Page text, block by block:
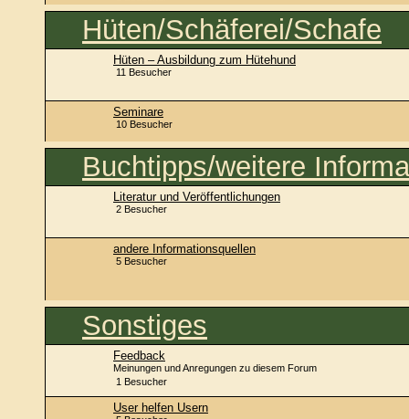
Hüten/Schäferei/Schafe
Hüten – Ausbildung zum Hütehund
11 Besucher
Seminare
10 Besucher
Buchtipps/weitere
Literatur und Veröffentlichungen
2 Besucher
andere Informationsquellen
5 Besucher
Sonstiges
Feedback
Meinungen und Anregungen zu diesem Forum
1 Besucher
User helfen Usern